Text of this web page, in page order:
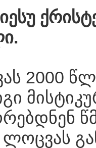
2000
ლოცვას